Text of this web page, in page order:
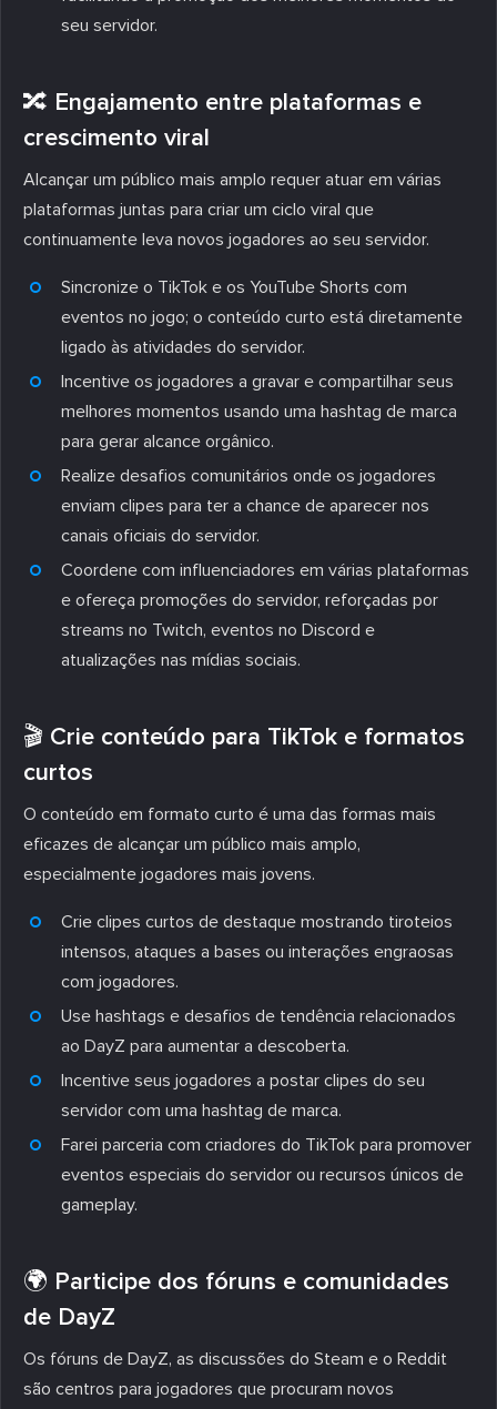
seu servidor.
🔀 Engajamento entre plataformas e
crescimento viral
Alcançar um público mais amplo requer atuar em várias
plataformas juntas para criar um ciclo viral que
continuamente leva novos jogadores ao seu servidor.
Sincronize o TikTok e os YouTube Shorts com
eventos no jogo; o conteúdo curto está diretamente
ligado às atividades do servidor.
Incentive os jogadores a gravar e compartilhar seus
melhores momentos usando uma hashtag de marca
para gerar alcance orgânico.
Realize desafios comunitários onde os jogadores
enviam clipes para ter a chance de aparecer nos
canais oficiais do servidor.
Coordene com influenciadores em várias plataformas
e ofereça promoções do servidor, reforçadas por
streams no Twitch, eventos no Discord e
atualizações nas mídias sociais.
🎬 Crie conteúdo para TikTok e formatos
curtos
O conteúdo em formato curto é uma das formas mais
eficazes de alcançar um público mais amplo,
especialmente jogadores mais jovens.
Crie clipes curtos de destaque mostrando tiroteios
intensos, ataques a bases ou interações engraosas
com jogadores.
Use hashtags e desafios de tendência relacionados
ao DayZ para aumentar a descoberta.
Incentive seus jogadores a postar clipes do seu
servidor com uma hashtag de marca.
Farei parceria com criadores do TikTok para promover
eventos especiais do servidor ou recursos únicos de
gameplay.
🌍 Participe dos fóruns e comunidades
de DayZ
Os fóruns de DayZ, as discussões do Steam e o Reddit
são centros para jogadores que procuram novos